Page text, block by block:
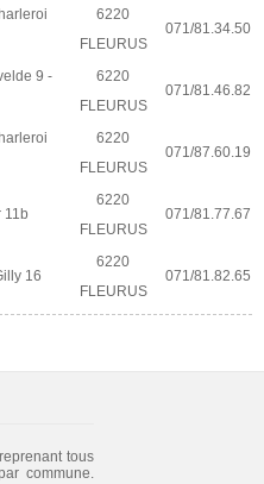
6220
FLEURUS
071/81.34.50
9 -
6220
FLEURUS
071/81.46.82
6220
FLEURUS
071/87.60.19
11b
6220
FLEURUS
071/81.77.67
16
6220
FLEURUS
071/81.82.65
tous
commune.